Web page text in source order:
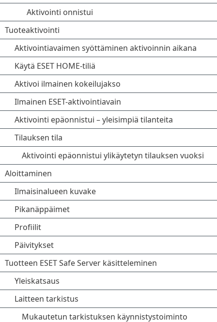
Aktivointi onnistui
Tuoteaktivointi
Aktivointiavaimen syöttäminen aktivoinnin aikana
Käytä ESET HOME-tiliä
Aktivoi ilmainen kokeilujakso
Ilmainen ESET-aktivointiavain
Aktivointi epäonnistui – yleisimpiä tilanteita
Tilauksen tila
Aktivointi epäonnistui ylikäytetyn tilauksen vuoksi
Aloittaminen
Ilmaisinalueen kuvake
Pikanäppäimet
Profiilit
Päivitykset
Tuotteen ESET Safe Server käsitteleminen
Yleiskatsaus
Laitteen tarkistus
Mukautetun tarkistuksen käynnistystoiminto